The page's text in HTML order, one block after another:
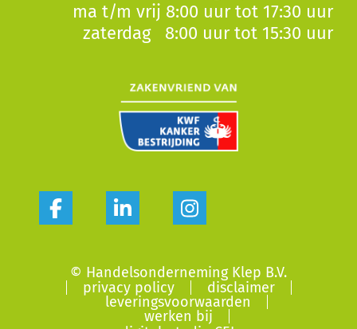
ma t/m vrij 8:00 uur tot 17:30 uur
zaterdag 8:00 uur tot 15:30 uur
© Handelsonderneming Klep B.V.
privacy policy
disclaimer
leveringsvoorwaarden
werken bij